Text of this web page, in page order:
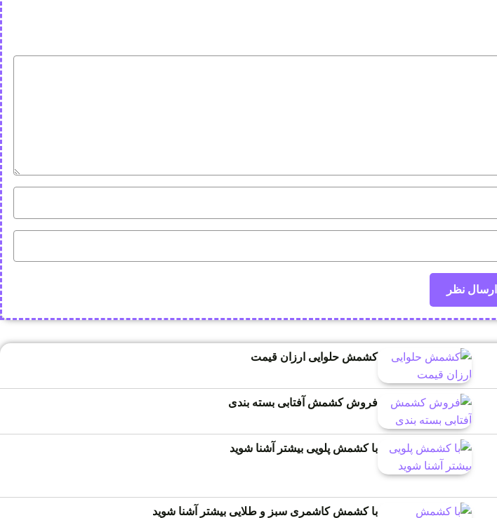
کشمش حلوایی ارزان قیمت
فروش کشمش آفتابی بسته بندی
با کشمش پلویی بیشتر آشنا شوید
با کشمش کاشمری سبز و طلایی بیشتر آشنا شوید